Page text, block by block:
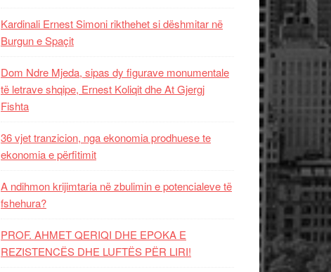
Kardinali Ernest Simoni rikthehet si dëshmitar në
Burgun e Spaçit
Dom Ndre Mjeda, sipas dy figurave monumentale
të letrave shqipe, Ernest Koliqit dhe At Gjergj
Fishta
36 vjet tranzicion, nga ekonomia prodhuese te
ekonomia e përfitimit
A ndihmon krijimtaria në zbulimin e potencialeve të
fshehura?
PROF. AHMET QERIQI DHE EPOKA E
REZISTENCЁS DHE LUFTЁS PЁR LIRI!